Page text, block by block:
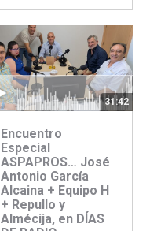
concon
31:42
Encuentro
Especial
ASPAPROS… José
Antonio García
Alcaina + Equipo H
+ Repullo y
Almécija, en DÍAS